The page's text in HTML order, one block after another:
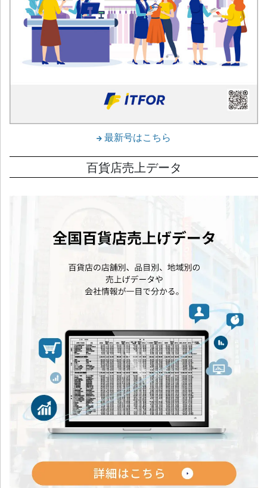
最新号はこちら
百貨店売上データ